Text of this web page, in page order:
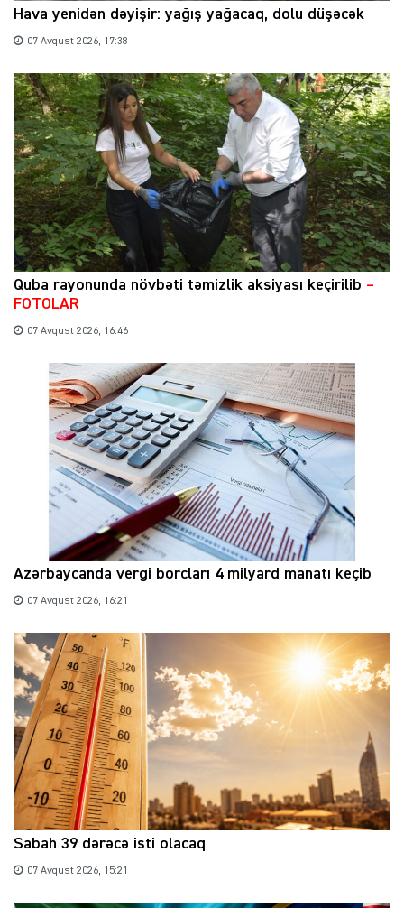
Hava yenidən dəyişir: yağış yağacaq, dolu düşəcək
07 Avqust 2026, 17:38
Quba rayonunda növbəti təmizlik aksiyası keçirilib –
FOTOLAR
07 Avqust 2026, 16:46
Azərbaycanda vergi borcları 4 milyard manatı keçib
07 Avqust 2026, 16:21
Sabah 39 dərəcə isti olacaq
07 Avqust 2026, 15:21